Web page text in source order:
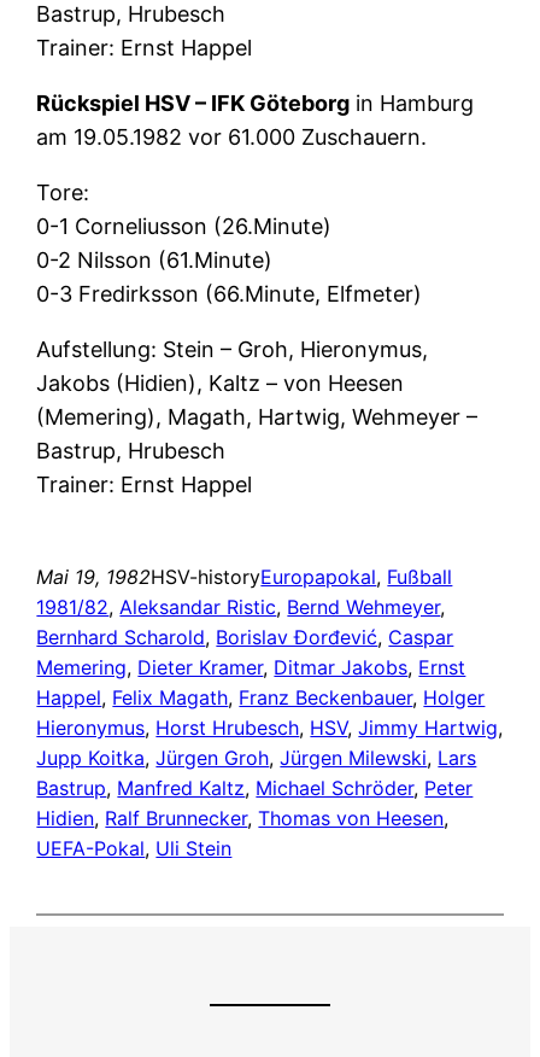
Bastrup, Hrubesch
Trainer: Ernst Happel
Rückspiel HSV – IFK Göteborg in Hamburg
am 19.05.1982 vor 61.000 Zuschauern.
Tore:
0-1 Corneliusson (26.Minute)
0-2 Nilsson (61.Minute)
0-3 Fredirksson (66.Minute, Elfmeter)
Aufstellung: Stein – Groh, Hieronymus,
Jakobs (Hidien), Kaltz – von Heesen
(Memering), Magath, Hartwig, Wehmeyer –
Bastrup, Hrubesch
Trainer: Ernst Happel
Mai 19, 1982HSV-historyEuropapokal, Fußball
1981/82, Aleksandar Ristic, Bernd Wehmeyer
Bernhard Scharold, Borislav Đorđević, Caspar
Memering, Dieter Kramer, Ditmar Jakobs, Ernst
Happel, Felix Magath, Franz Beckenbauer, Holger
Hieronymus, Horst Hrubesch, HSV, Jimmy Hartwig
Jupp Koitka, Jürgen Groh, Jürgen Milewski, Lars
Bastrup, Manfred Kaltz, Michael Schröder, Peter
Hidien, Ralf Brunnecker, Thomas von Heesen
UEFA-Pokal, Uli Stein